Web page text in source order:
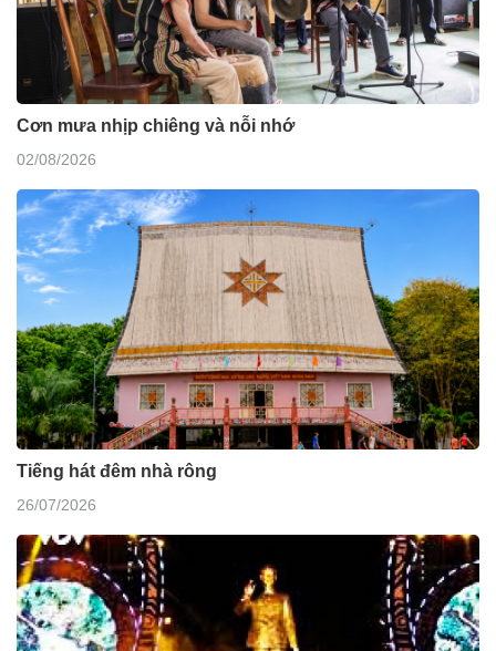
Cơn mưa nhịp chiêng và nỗi nhớ
02/08/2026
Tiếng hát đêm nhà rông
26/07/2026